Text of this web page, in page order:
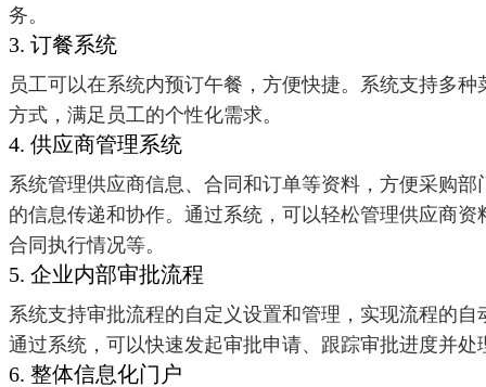
务。
3. 订餐系统
员工可以在系统内预订午餐，方便快捷。系统支持多种
方式，满足员工的个性化需求。
4. 供应商管理系统
系统管理供应商信息、合同和订单等资料，方便采购部
的信息传递和协作。通过系统，可以轻松管理供应商资
合同执行情况等。
5. 企业内部审批流程
系统支持审批流程的自定义设置和管理，实现流程的自
通过系统，可以快速发起审批申请、跟踪审批进度并处
6. 整体信息化门户